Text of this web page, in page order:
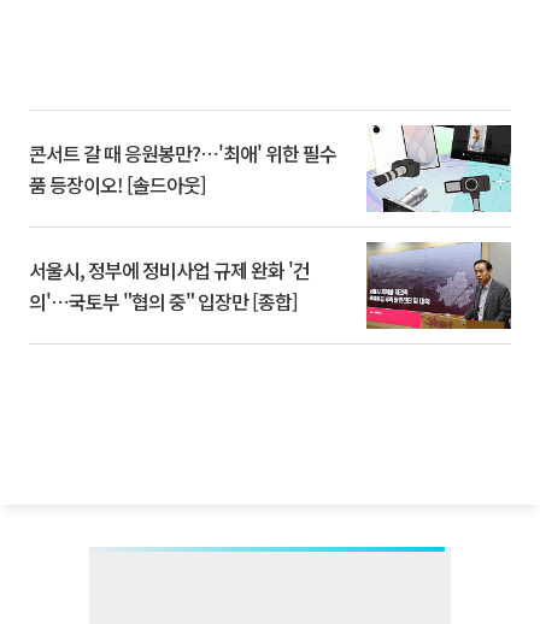
콘서트 갈 때 응원봉만?⋯'최애' 위한 필수
품 등장이오! [솔드아웃]
서울시, 정부에 정비사업 규제 완화 '건
의'⋯국토부 "협의 중" 입장만 [종합]